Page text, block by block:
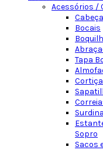
Acessórios /
Bocais
Tapa
Sopro
Sacos